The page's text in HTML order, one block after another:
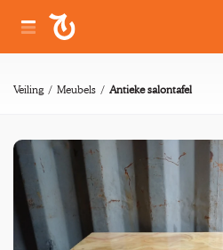
Veiling Meubels Antieke salontafel